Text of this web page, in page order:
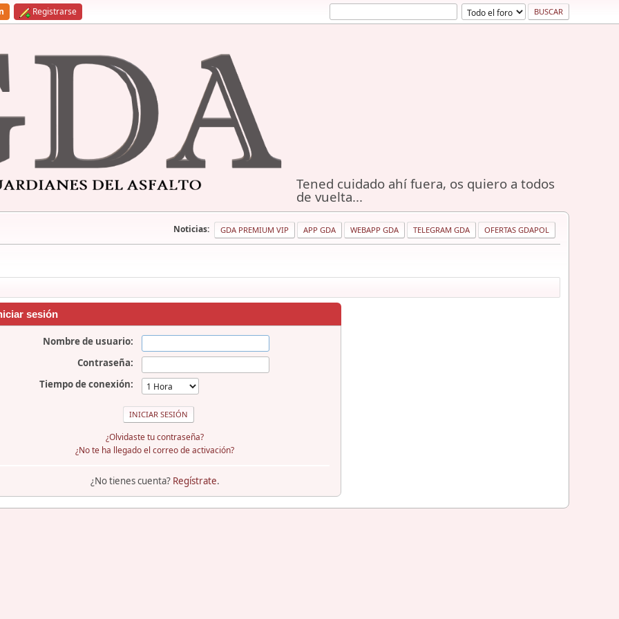
Registrarse
Tened cuidado ahí fuera, os quiero a todos
de vuelta...
Noticias: GDA PREMIUM VIP APP GDA WEBAPP GDA TELEGRAM GDA OFERTAS GDAPOL
sesión
Nombre de usuario:
Contraseña:
Tiempo de conexión:
¿Olvidaste tu contraseña?
¿No te ha llegado el correo de activación?
¿No tienes cuenta? Regístrate.